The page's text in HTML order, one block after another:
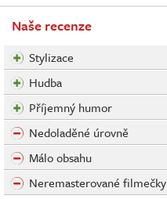
Naše recenze
Stylizace
Hudba
Příjemný humor
Nedoladěné úrovně
Málo obsahu
Neremasterované filmečky